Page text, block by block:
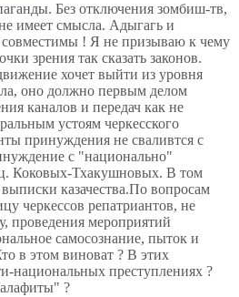
Без отключения зомбиш-тв,
имеет смысла. Адыгагь и
совместимы ! Я не призываю к чему
зрения так сказать законов.
хочет выйти из уровня
оно должно первым делом
каналов и передач как не
устоям черкесского
принуждения не сваливтся с
с "национально"
Коковых-Тхакушновых. В том
казачества.По вопросам
черкессов репатриантов, не
проведения мероприятий
самосознание, пыток и
в этом виноват ? В этих
национальных преступлениях ?
?